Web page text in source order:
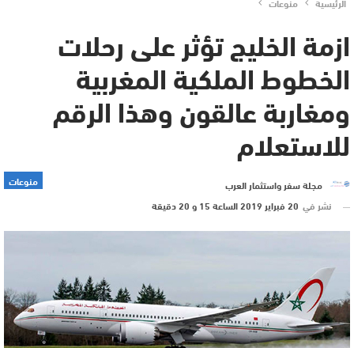
ازمة الخليج تؤثر على رحلات
الخطوط الملكية المغربية
ومغاربة عالقون وهذا الرقم
للاستعلام
منوعات
مجلة سفر واستثمار العرب
نشر في 20 فبراير 2019 الساعة 15 و 20 دقيقة